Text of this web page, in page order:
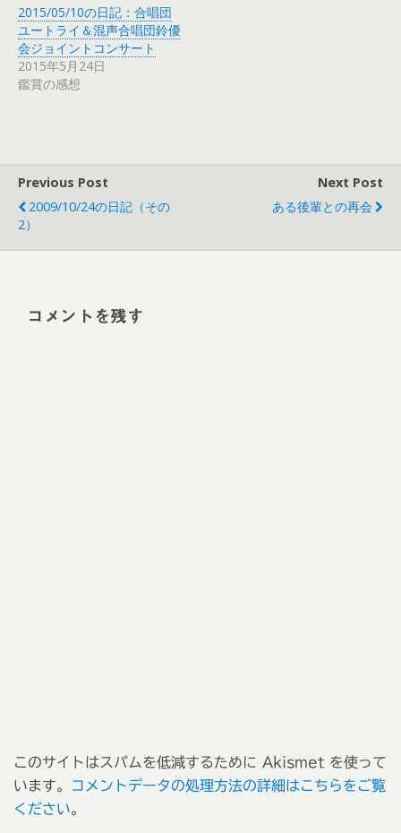
2015/05/10の日記：合唱団
ユートライ＆混声合唱団鈴優
会ジョイントコンサート
2015年5月24日
鑑賞の感想
Previous Post
2009/10/24の日記（その
2）
Next Post
ある後輩との再会
コメントを残す
このサイトはスパムを低減するために Akismet を使って
います。
コメントデータの処理方法の詳細はこちらをご覧
ください。